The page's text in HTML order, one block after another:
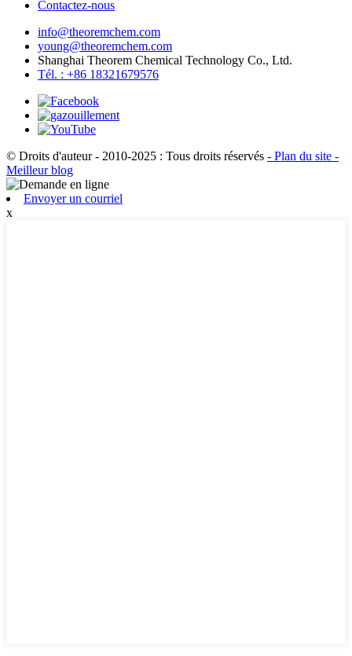
Contactez-nous
info@theoremchem.com
young@theoremchem.com
Shanghai Theorem Chemical Technology Co., Ltd.
Tél. : +86 18321679576
© Droits d'auteur - 2010-2025 : Tous droits réservés - Plan du site -
Meilleur blog
Envoyer un courriel
x